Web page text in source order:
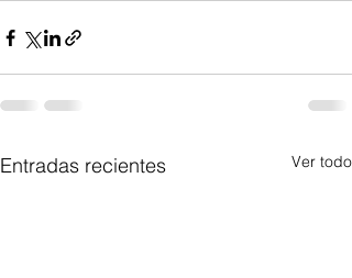
Entradas recientes Ver todo